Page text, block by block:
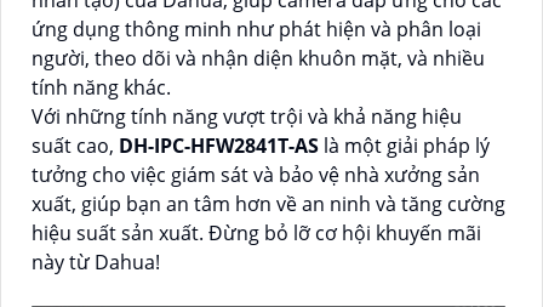
ứng dụng thông minh như phát hiện và phân loại
người, theo dõi và nhận diện khuôn mặt, và nhiều
tính năng khác.
Với những tính năng vượt trội và khả năng hiệu
suất cao, DH-IPC-HFW2841T-AS là một giải pháp lý
tưởng cho việc giám sát và bảo vệ nhà xưởng sản
xuất, giúp bạn an tâm hơn về an ninh và tăng cường
hiệu suất sản xuất. Đừng bỏ lỡ cơ hội khuyến mãi
này từ Dahua!